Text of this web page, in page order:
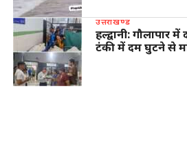
उत्तराखण्ड
हल्द्वानी: गौलापार
टंकी में दम घुटने से